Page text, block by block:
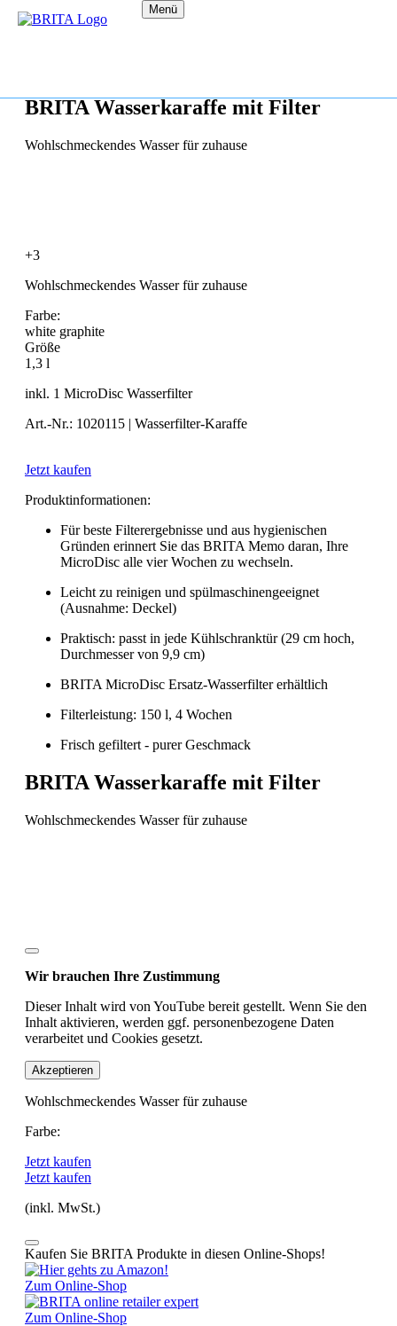
Menü
BRITA Wasserkaraffe mit Filter
Wohlschmeckendes Wasser für zuhause
+3
Wohlschmeckendes Wasser für zuhause
Farbe:
white graphite
Größe
1,3 l
inkl. 1 MicroDisc Wasserfilter
Art.-Nr.: 1020115 | Wasserfilter-Karaffe
Jetzt kaufen
Produktinformationen:
Für beste Filterergebnisse und aus hygienischen
Gründen erinnert Sie das BRITA Memo daran, Ihre
MicroDisc alle vier Wochen zu wechseln.
Leicht zu reinigen und spülmaschinengeeignet
(Ausnahme: Deckel)
Praktisch: passt in jede Kühlschranktür (29 cm hoch,
Durchmesser von 9,9 cm)
BRITA MicroDisc Ersatz-Wasserfilter erhältlich
Filterleistung: 150 l, 4 Wochen
Frisch gefiltert - purer Geschmack
BRITA Wasserkaraffe mit Filter
Wohlschmeckendes Wasser für zuhause
Wir brauchen Ihre Zustimmung
Dieser Inhalt wird von YouTube bereit gestellt. Wenn Sie den
Inhalt aktivieren, werden ggf. personenbezogene Daten
verarbeitet und Cookies gesetzt.
Akzeptieren
Wohlschmeckendes Wasser für zuhause
Farbe:
Jetzt kaufen
Jetzt kaufen
(inkl. MwSt.)
Kaufen Sie BRITA Produkte in diesen Online-Shops!
Zum Online-Shop
Zum Online-Shop